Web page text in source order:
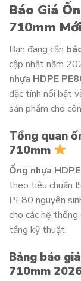
Báo Giá
710mm
Bạn đang cần
cập nhật năm
nhựa HDPE
đặc tính nổi bật
sản phẩm cho
Tổng quan
710mm
Ống nhựa
theo tiêu chuẩn
PE80 nguyên
cho các hệ
tầng kỹ thuật.
Bảng báo
710mm